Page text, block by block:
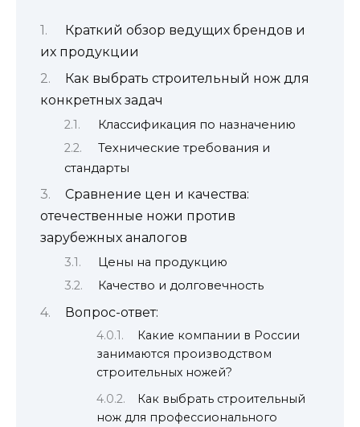
Краткий обзор ведущих брендов и
их продукции
Как выбрать строительный нож для
конкретных задач
Классификация по назначению
Технические требования и
стандарты
Сравнение цен и качества:
отечественные ножи против
зарубежных аналогов
Цены на продукцию
Качество и долговечность
Вопрос-ответ:
Какие компании в России
занимаются производством
строительных ножей?
Как выбрать строительный
нож для профессионального